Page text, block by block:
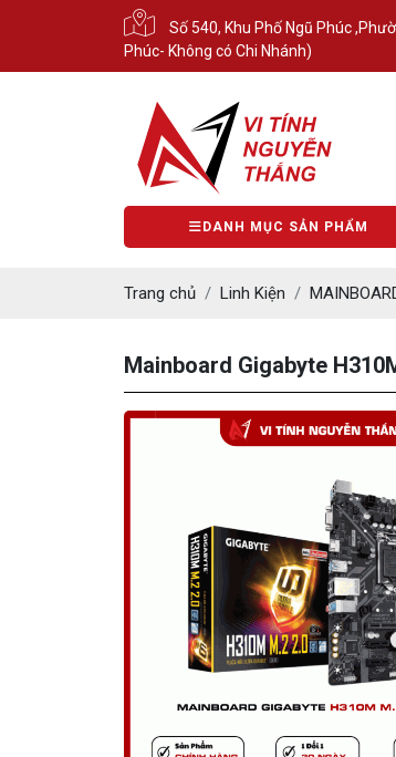
Số 540, Khu Phố Ngũ Phúc
Phúc- Không có Chi Nhánh)
DANH MỤC SẢN PHẨM
Trang chủ Linh Kiện
Mainboard Gigabyte